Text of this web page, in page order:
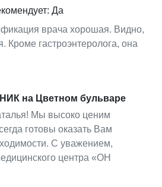
Да
врача хорошая. Видно,
Кроме гастроэнтеролога, она
на Цветном бульваре
Мы высоко ценим
готовы оказать Вам
С уважением,
центра «ОН